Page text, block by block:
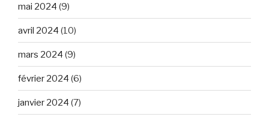
mai 2024 (9)
avril 2024 (10)
mars 2024 (9)
février 2024 (6)
janvier 2024 (7)